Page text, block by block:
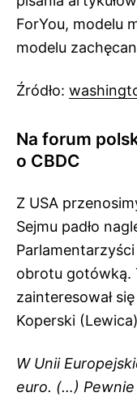
ForYou, modelu
modelu
Źródło:
Na forum
o CBDC
Z USA
Sejmu padło
obrotu gotówką.
zainteresował
Koperski
W Unii
euro. (…)